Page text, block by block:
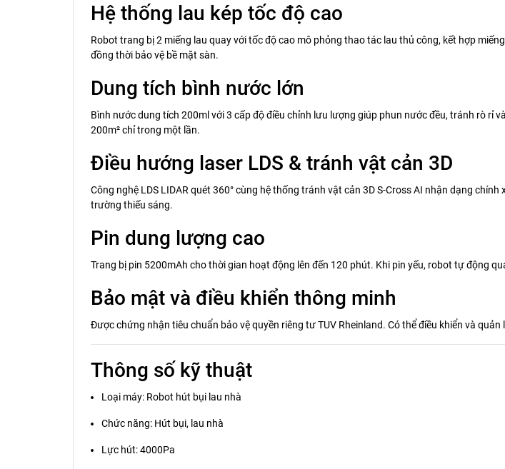
Hệ thống lau kép tốc độ cao
Robot trang bị 2 miếng lau quay với tốc độ cao mô phỏng thao tác lau thủ công, kết hợp
đồng thời bảo vệ bề mặt sàn.
Dung tích bình nước lớn
Bình nước dung tích 200ml với 3 cấp độ điều chỉnh lưu lượng giúp phun nước đều, tránh rò rỉ
200m² chỉ trong một lần.
Điều hướng laser LDS & tránh vật cản 3D
Công nghệ LDS LIDAR quét 360° cùng hệ thống tránh vật cản 3D S-Cross AI nhận dạng
trường thiếu sáng.
Pin dung lượng cao
Trang bị pin 5200mAh cho thời gian hoạt động lên đến 120 phút. Khi pin yếu, robot tự động
Bảo mật và điều khiển thông minh
Được chứng nhận tiêu chuẩn bảo vệ quyền riêng tư TUV Rheinland. Có thể điều khiển và
Thông số kỹ thuật
Loại máy: Robot hút bụi lau nhà
Chức năng: Hút bụi, lau nhà
Lực hút: 4000Pa